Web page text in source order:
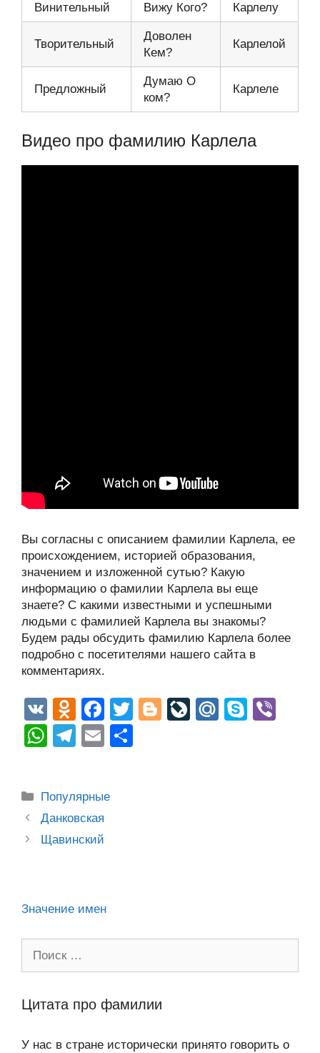
Винительный Вижу Кого? Карлелу
Творительный
Доволен
Кем?
Карлелой
Предложный
Думаю О
ком?
Карлеле
Видео про фамилию Карлела
Вы согласны с описанием фамилии Карлела, ее
происхождением, историей образования,
значением и изложенной сутью? Какую
информацию о фамилии Карлела вы еще
знаете? С какими известными и успешными
людьми с фамилией Карлела вы знакомы?
Будем рады обсудить фамилию Карлела более
подробно с посетителями нашего сайта в
комментариях.
V
K
O
d
n
kl
a
ss
F
a
c
b
T
Bl Li
M S
W
s
A
p
T
gr
a
m
E
Рубрики
Популярные
Post
navigation
Данковская
Щавинский
Значение имен
Цитата про фамилии
У нас в стране исторически принято говорить о